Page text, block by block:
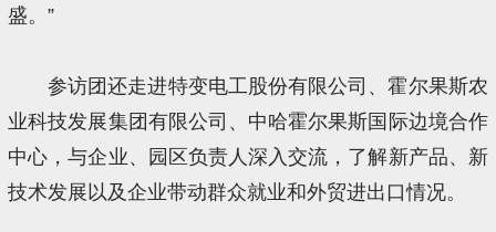
盛。”
参访团还走进特变电工股份有限公司、霍尔果斯农
业科技发展集团有限公司、中哈霍尔果斯国际边境合作
中心，与企业、园区负责人深入交流，了解新产品、新
技术发展以及企业带动群众就业和外贸进出口情况。